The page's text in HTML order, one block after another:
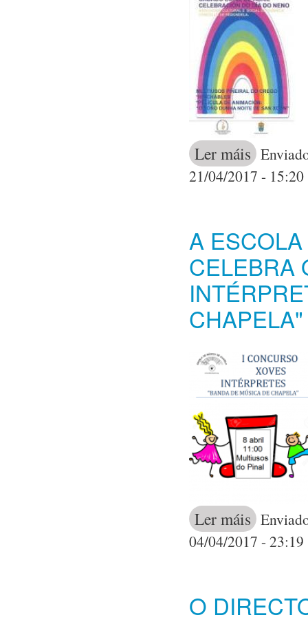
Ler máis acerca de A
neno
21/04/2017 - 15:20
A
CELEBRA
CHAPELA"
Ler máis acerca de A
Chapela"
04/04/2017 - 23:19
O